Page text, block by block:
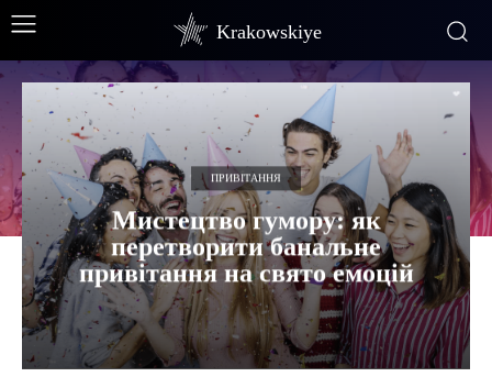
Krakowskiye
ПРИВІТАННЯ
Мистецтво гумору: як
перетворити банальне
привітання на свято емоцій